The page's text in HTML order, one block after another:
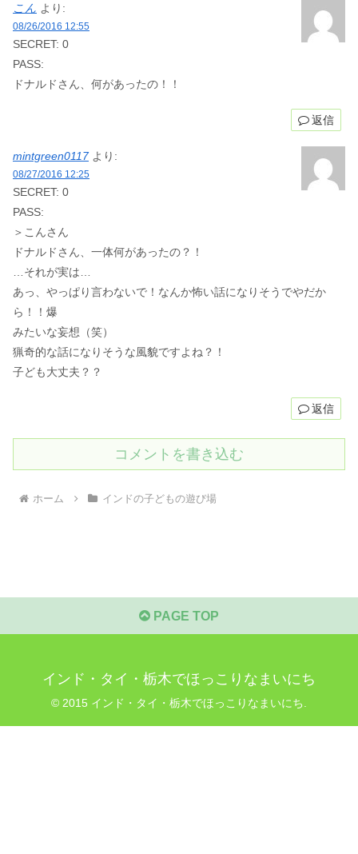
こん より:
08/26/2016 12:55
SECRET: 0
PASS:
ドナルドさん、何があったの！！
返信
mintgreen0117 より:
08/27/2016 12:25
SECRET: 0
PASS:
＞こんさん
ドナルドさん、一体何があったの？！
…それが実は…
あっ、やっぱり言わないで！なんか怖い話になりそうでやだか
ら！！爆
みたいな妄想（笑）
猟奇的な話になりそうな風貌ですよね？！
子ども大丈夫？？
返信
コメントを書き込む
ホーム インドの子どもの遊び場
PAGE TOP
インド・タイ・栃木でほっこりなまいにち
© 2015 インド・タイ・栃木でほっこりなまいにち.